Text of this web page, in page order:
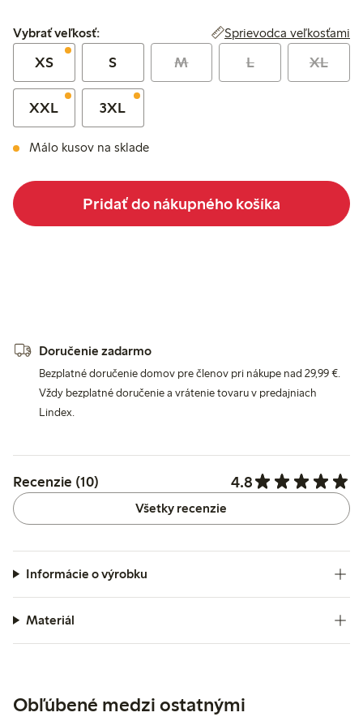
Vybrať veľkosť:
Vybrať veľkosť: Sprievodca veľkosťami
XS S M L XL
XXL 3XL
Málo kusov na sklade
Pridať do nákupného košíka
Doručenie zadarmo
Bezplatné doručenie domov pre členov pri nákupe nad 29,99 €.
Vždy bezplatné doručenie a vrátenie tovaru v predajniach
Lindex.
Recenzie (10) 4.8
Všetky recenzie
Informácie o výrobku
Materiál
Obľúbené medzi ostatnými